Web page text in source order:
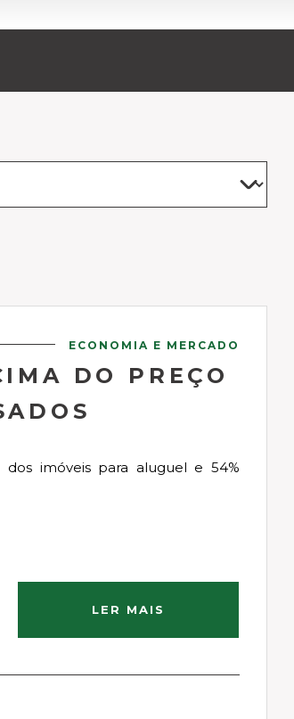
ECONOMIA E MERCADO
DO PREÇO
dos imóveis para aluguel e 54%
LER MAIS